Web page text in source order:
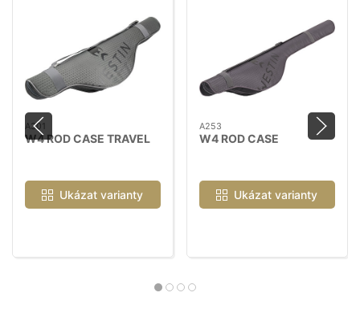
A301
W4 ROD CASE TRAVEL
Ukázat varianty
A253
W4 ROD CASE
Ukázat varianty